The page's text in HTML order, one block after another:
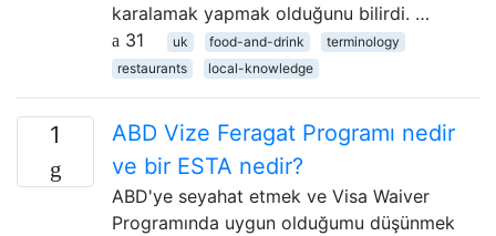
karalamak yapmak olduğunu bilirdi. …
31
uk food-and-drink
terminology
restaurants
local-knowledge
1
ABD Vize Feragat Programı nedir
ve bir ESTA nedir?
ABD'ye seyahat etmek ve Visa Waiver
Programında uygun olduğumu düşünmek